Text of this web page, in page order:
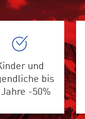
und
bis
Jahre -50%